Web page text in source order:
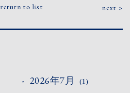
return to list next
2026年7月 (1)